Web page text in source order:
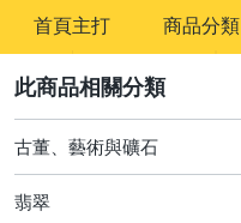
首頁主打 商品分類
嬰幼兒與孕婦
古董、藝術與礦石
古董、藝術與礦石
翡翠